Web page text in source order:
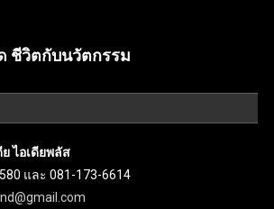
วิตกับนวัตกรรม
ไอเดียพลัส
และ 081-173-6614